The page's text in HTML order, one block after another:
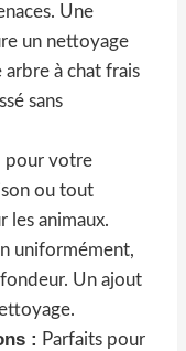
Une
un nettoyage
à chat frais
sans
pour votre
ou tout
les animaux.
uniformément,
Un ajout
: Parfaits pour